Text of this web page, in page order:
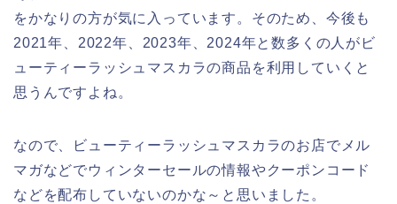
をかなりの方が気に入っています。そのため、今後も
2021年、2022年、2023年、2024年と数多くの人がビ
ューティーラッシュマスカラの商品を利用していくと
思うんですよね。
なので、ビューティーラッシュマスカラのお店でメル
マガなどでウィンターセールの情報やクーポンコード
などを配布していないのかな～と思いました。